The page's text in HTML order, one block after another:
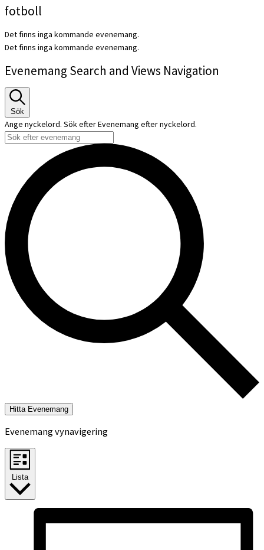
fotboll
Det finns inga kommande evenemang.
Det finns inga kommande evenemang.
Evenemang Search and Views Navigation
Sök
Ange nyckelord. Sök efter Evenemang efter nyckelord.
Hitta Evenemang
Evenemang vynavigering
Lista